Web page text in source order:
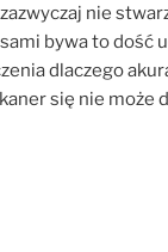
nie
bywa to dość
dlaczego
się nie może